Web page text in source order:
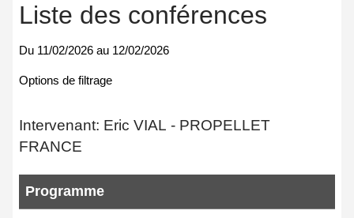
Liste des conférences
Du 11/02/2026 au 12/02/2026
Options de filtrage
Intervenant: Eric VIAL - PROPELLET
FRANCE
Programme